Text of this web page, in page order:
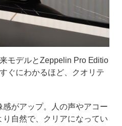
モデルとZeppelin Pro Editio
ぐにわかるほど、クオリテ
がアップ。人の声やアコー
自然で、クリアになってい